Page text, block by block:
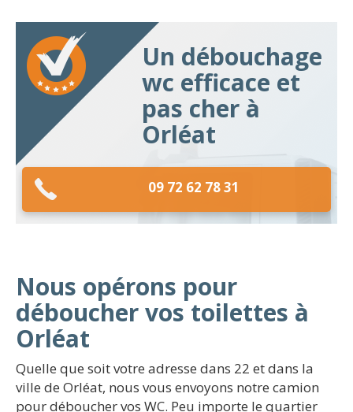
Un débouchage
wc efficace et
pas cher à
Orléat
09 72 62 78 31
Nous opérons pour
déboucher vos toilettes à
Orléat
Quelle que soit votre adresse dans 22 et dans la
ville de Orléat, nous vous envoyons notre camion
pour déboucher vos WC. Peu importe le quartier